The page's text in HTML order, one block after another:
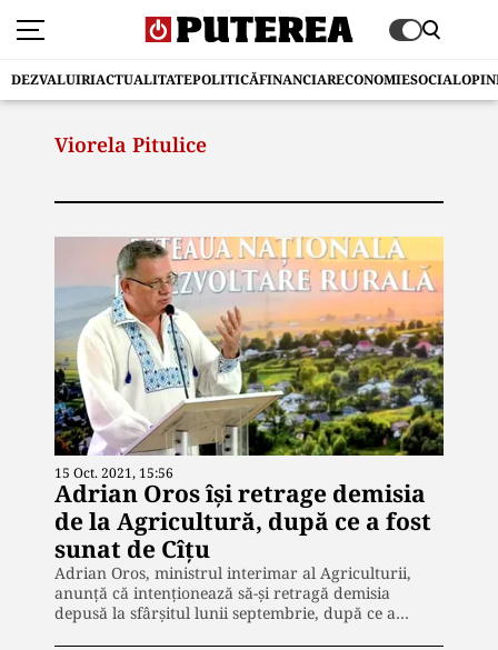
DEZVALUIRIACTUALITATEPOLITICĂFINANCIARECONOMIESOCIAL
Viorela Pitulice
15 Oct. 2021, 15:56
Adrian Oros își retrage demisia
de la Agricultură, după ce a fost
sunat de Cîțu
Adrian Oros, ministrul interimar al Agriculturii,
anunță că intenționează să-și retragă demisia
depusă la sfârșitul lunii septembrie, după ce a…